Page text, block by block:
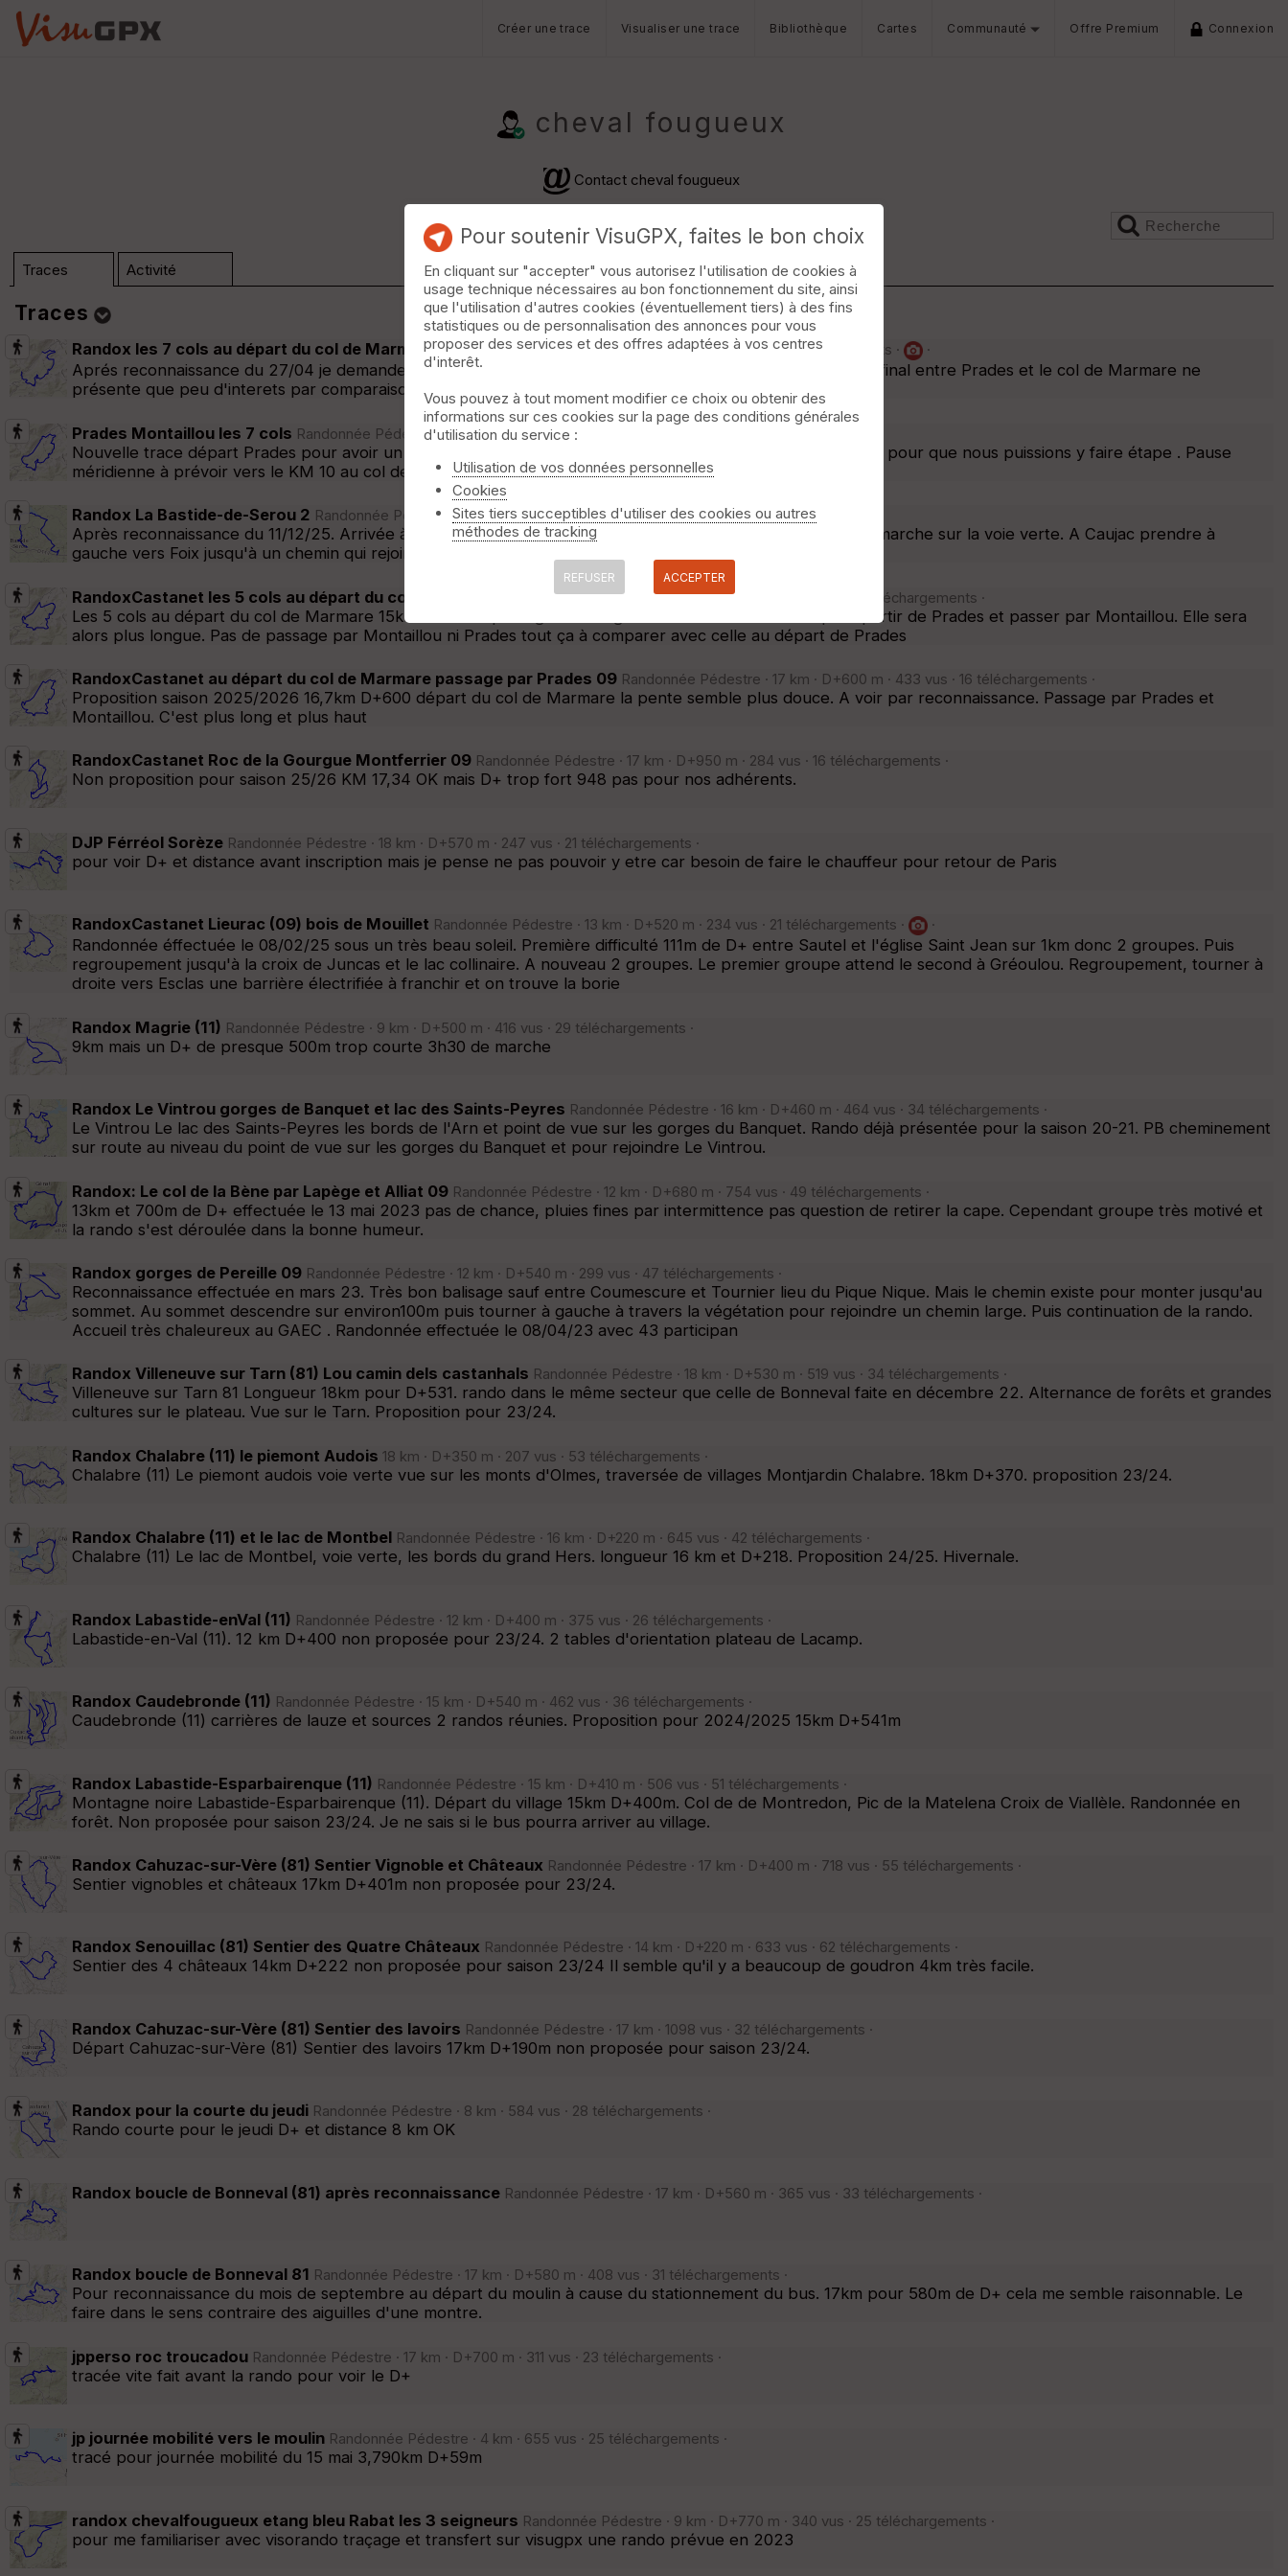
Créer une trace Visualiser une trace Bibliothèque Cartes Communauté Offre Premium Connexion
cheval fougueux
Contact cheval fougueux
Traces Activité
Traces
Dossier (n°0)
Afficher la cartodossier et sous-dossiers| ce dossier uniquement
Randox les 7 cols au départ du col de MarmareRandonnée Pédestre · 14 km · D+520 m · 43 vus · 3 téléchargements · ·
Aprés reconnaissance du 27/04 je demande au bus de venir nous reprendre à Prades. En effet le parcour final entre Prades et le col de Marmare ne
présente que peu d'interets par comparaison aux paysages vus en journée.
Prades Montaillou les 7 cols Randonnée Pédestre · 17 km · D+650 m · 365 vus · 11 téléchargements ·
Nouvelle trace départ Prades pour avoir un D+ plus faible. Le refuge du Chioula est trop proche du départ pour que nous puissions y faire étape . Pause
méridienne à prévoir vers le KM 10 au col de Balaguès.
Randox La Bastide-de-Serou 2 Randonnée Pédestre · 16 km · D+450 m · 384 vus · 37 téléchargements ·
Après reconnaissance du 11/12/25. Arrivée à Montels au lieu de La Bastide-de-Sérou. Cela évitera trop de marche sur la voie verte. A Caujac prendre à
gauche vers Foix jusqu'à un chemin qui rejoint Montels ou le bus peut nous attendre au cimetière.
RandoxCastanet les 5 cols au départ du col de Marmare Randonnée Pédestre · 15 km · D+530 m · 747 vus · 21 téléchargements ·
Les 5 cols au départ du col de Marmare 15km D+528m passage au refuge de Chioula. Cette rando peut partir de Prades et passer par Montaillou. Elle sera
alors plus longue. Pas de passage par Montaillou ni Prades tout ça à comparer avec celle au départ de Prades
RandoxCastanet au départ du col de Marmare passage par Prades 09 Randonnée Pédestre · 17 km · D+600 m · 433 vus · 16 téléchargements ·
Proposition saison 2025/2026 16,7km D+600 départ du col de Marmare la pente semble plus douce. A voir par reconnaissance. Passage par Prades et
Montaillou. C'est plus long et plus haut
RandoxCastanet Roc de la Gourgue Montferrier 09 Randonnée Pédestre · 17 km · D+950 m · 284 vus · 16 téléchargements ·
Non proposition pour saison 25/26 KM 17,34 OK mais D+ trop fort 948 pas pour nos adhérents.
DJP Férréol Sorèze Randonnée Pédestre · 18 km · D+570 m · 247 vus · 21 téléchargements ·
pour voir D+ et distance avant inscription mais je pense ne pas pouvoir y etre car besoin de faire le chauffeur pour retour de Paris
RandoxCastanet Lieurac (09) bois de Mouillet Randonnée Pédestre · 13 km · D+520 m · 234 vus · 21 téléchargements · ·
Randonnée éffectuée le 08/02/25 sous un très beau soleil. Première difficulté 111m de D+ entre Sautel et l'église Saint Jean sur 1km donc 2 groupes. Puis
regroupement jusqu'à la croix de Juncas et le lac collinaire. A nouveau 2 groupes. Le premier groupe attend le second à Gréoulou. Regroupement, tourner à
droite vers Esclas une barrière électrifiée à franchir et on trouve la borie
Randox Magrie (11) Randonnée Pédestre · 9 km · D+500 m · 416 vus · 29 téléchargements ·
9km mais un D+ de presque 500m trop courte 3h30 de marche
Randox Le Vintrou gorges de Banquet et lac des Saints-Peyres Randonnée Pédestre · 16 km · D+460 m · 464 vus · 34 téléchargements ·
Le Vintrou Le lac des Saints-Peyres les bords de l'Arn et point de vue sur les gorges du Banquet. Rando déjà présentée pour la saison 20-21. PB cheminement
sur route au niveau du point de vue sur les gorges du Banquet et pour rejoindre Le Vintrou.
Randox: Le col de la Bène par Lapège et Alliat 09 Randonnée Pédestre · 12 km · D+680 m · 754 vus · 49 téléchargements ·
13km et 700m de D+ effectuée le 13 mai 2023 pas de chance, pluies fines par intermittence pas question de retirer la cape. Cependant groupe très motivé et
la rando s'est déroulée dans la bonne humeur.
Randox gorges de Pereille 09 Randonnée Pédestre · 12 km · D+540 m · 299 vus · 47 téléchargements ·
Reconnaissance effectuée en mars 23. Très bon balisage sauf entre Coumescure et Tournier lieu du Pique Nique. Mais le chemin existe pour monter jusqu'au
sommet. Au sommet descendre sur environ100m puis tourner à gauche à travers la végétation pour rejoindre un chemin large. Puis continuation de la rando.
Accueil très chaleureux au GAEC . Randonnée effectuée le 08/04/23 avec 43 participan
Randox Villeneuve sur Tarn (81) Lou camin dels castanhals Randonnée Pédestre · 18 km · D+530 m · 519 vus · 34 téléchargements ·
Villeneuve sur Tarn 81 Longueur 18km pour D+531. rando dans le même secteur que celle de Bonneval faite en décembre 22. Alternance de forêts et grandes
cultures sur le plateau. Vue sur le Tarn. Proposition pour 23/24.
Randox Chalabre (11) le piemont Audois 18 km · D+350 m · 207 vus · 53 téléchargements ·
Chalabre (11) Le piemont audois voie verte vue sur les monts d'Olmes, traversée de villages Montjardin Chalabre. 18km D+370. proposition 23/24.
Randox Chalabre (11) et le lac de Montbel Randonnée Pédestre · 16 km · D+220 m · 645 vus · 42 téléchargements ·
Chalabre (11) Le lac de Montbel, voie verte, les bords du grand Hers. longueur 16 km et D+218. Proposition 24/25. Hivernale.
Randox Labastide-enVal (11) Randonnée Pédestre · 12 km · D+400 m · 375 vus · 26 téléchargements ·
Labastide-en-Val (11). 12 km D+400 non proposée pour 23/24. 2 tables d'orientation plateau de Lacamp.
Randox Caudebronde (11) Randonnée Pédestre · 15 km · D+540 m · 462 vus · 36 téléchargements ·
Caudebronde (11) carrières de lauze et sources 2 randos réunies. Proposition pour 2024/2025 15km D+541m
Randox Labastide-Esparbairenque (11) Randonnée Pédestre · 15 km · D+410 m · 506 vus · 51 téléchargements ·
Montagne noire Labastide-Esparbairenque (11). Départ du village 15km D+400m. Col de de Montredon, Pic de la Matelena Croix de Viallèle. Randonnée en
forêt. Non proposée pour saison 23/24. Je ne sais si le bus pourra arriver au village.
Randox Cahuzac-sur-Vère (81) Sentier Vignoble et Châteaux Randonnée Pédestre · 17 km · D+400 m · 718 vus · 55 téléchargements ·
Sentier vignobles et châteaux 17km D+401m non proposée pour 23/24.
Randox Senouillac (81) Sentier des Quatre Châteaux Randonnée Pédestre · 14 km · D+220 m · 633 vus · 62 téléchargements ·
Sentier des 4 châteaux 14km D+222 non proposée pour saison 23/24 Il semble qu'il y a beaucoup de goudron 4km très facile.
Randox Cahuzac-sur-Vère (81) Sentier des lavoirs Randonnée Pédestre · 17 km · 1098 vus · 32 téléchargements ·
Départ Cahuzac-sur-Vère (81) Sentier des lavoirs 17km D+190m non proposée pour saison 23/24.
Randox pour la courte du jeudi Randonnée Pédestre · 8 km · 584 vus · 28 téléchargements ·
Rando courte pour le jeudi D+ et distance 8 km OK
Randox boucle de Bonneval (81) après reconnaissance Randonnée Pédestre · 17 km · D+560 m · 365 vus · 33 téléchargements ·
Randox boucle de Bonneval 81 Randonnée Pédestre · 17 km · D+580 m · 408 vus · 31 téléchargements ·
Pour reconnaissance du mois de septembre au départ du moulin à cause du stationnement du bus. 17km pour 580m de D+ cela me semble raisonnable. Le
faire dans le sens contraire des aiguilles d'une montre.
jpperso roc troucadou Randonnée Pédestre · 17 km · D+700 m · 311 vus · 23 téléchargements ·
tracée vite fait avant la rando pour voir le D+
jp journée mobilité vers le moulin Randonnée Pédestre · 4 km · 655 vus · 25 téléchargements ·
tracé pour journée mobilité du 15 mai 3,790km D+59m
randox chevalfougueux etang bleu Rabat les 3 seigneurs Randonnée Pédestre · 9 km · D+770 m · 340 vus · 25 téléchargements ·
pour me familiariser avec visorando traçage et transfert sur visugpx une rando prévue en 2023
Pour soutenir VisuGPX, faites le bon choix
En cliquant sur "accepter" vous autorisez l'utilisation de cookies à
usage technique nécessaires au bon fonctionnement du site, ainsi
que l'utilisation d'autres cookies (éventuellement tiers) à des fins
statistiques ou de personnalisation des annonces pour vous
proposer des services et des offres adaptées à vos centres
d'interêt.
Vous pouvez à tout moment modifier ce choix ou obtenir des
informations sur ces cookies sur la page des conditions générales
d'utilisation du service :
Utilisation de vos données personnelles
Cookies
Sites tiers succeptibles d'utiliser des cookies ou autres
méthodes de tracking
REFUSER ACCEPTER